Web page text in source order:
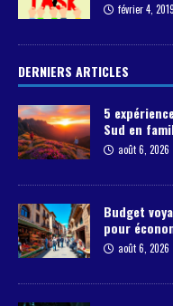
février 4, 2019
DERNIERS ARTICLES
5
Sud en
août 6, 2026
Budget
pour
août 6, 2026